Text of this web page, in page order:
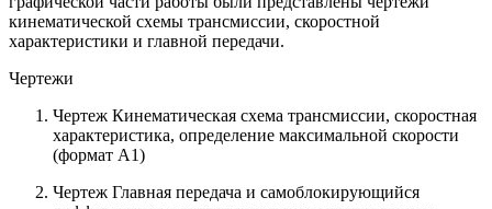
кинематической схемы трансмиссии, скоростной
характеристики и главной передачи.
Чертежи
Чертеж Кинематическая схема трансмиссии, скоростная
характеристика, определение максимальной скорости
(формат А1)
Чертеж Главная передача и самоблокирующийся